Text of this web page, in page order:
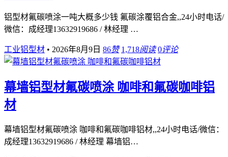
铝型材氟碳喷涂一吨大概多少钱 氟碳涂覆铝合金,,24小时电话/
微信：成经理13632919686 / 林经理 …
工业铝型材 • 2026年8月9日 86赞 1,718阅读 0评论
幕墙铝型材氟碳喷涂 咖啡和氟碳咖啡铝
材
幕墙铝型材氟碳喷涂 咖啡和氟碳咖啡铝材,,24小时电话/微信：
成经理13632919686 / 林经理 幕墙铝…